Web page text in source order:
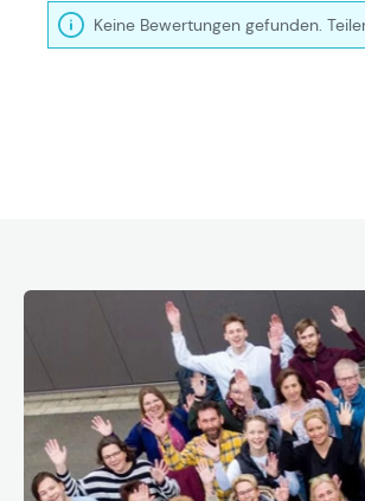
Keine Bewertungen gefunden.